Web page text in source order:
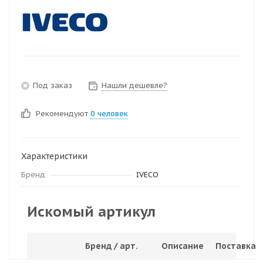
Под заказ Нашли дешевле?
Рекомендуют 0 человек
Характеристики
Бренд IVECO
Искомый артикул
Бренд / арт. Описание Поставка